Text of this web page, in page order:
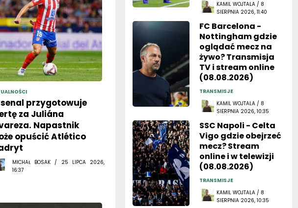
przygotowuje
za Juliána
Napastnik
opuścić Atlético
MICHAŁ BOSAK / 25 LIPCA 2026,
16:37
KAMIL WOJTALA / 8
SIERPNIA 2026, 11:40
FC Barcelona -
Nottingham gdzie
oglądać mecz na
żywo? Transmisja
TV i stream online
(08.08.2026)
TRANSMISJE
KAMIL WOJTALA / 8
SIERPNIA 2026, 10:35
SSC Napoli - Celta
Vigo gdzie obejrzeć
mecz? Stream
online i w telewizji
(08.08.2026)
TRANSMISJE
KAMIL WOJTALA / 8
SIERPNIA 2026, 10:35